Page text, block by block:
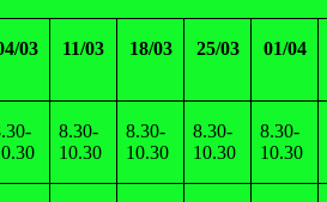
03 11/03 18/03 25/03 01/04
8.30-
10.30
8.30-
10.30
8.30-
10.30
8.30-
10.30